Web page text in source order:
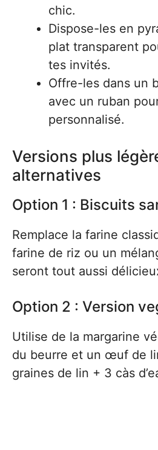
chic.
Dispose-les en
plat transparent
tes invités.
Offre-les dans un
avec un ruban
personnalisé.
Versions plus
alternatives
Option 1 : Biscuits
Remplace la farine
farine de riz ou un
seront tout aussi
Option 2 : Version
Utilise de la margarine
du beurre et un œuf de
graines de lin + 3 càs